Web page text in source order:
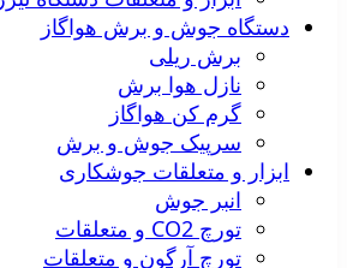
دستگاه جوش و برش هواگاز
برش ریلی
نازل هوا برش
گرم کن هواگاز
سرپیک جوش و برش
ابزار و متعلقات جوشکاری
انبر جوش
تورچ CO2 و متعلقات
تورچ آرگون و متعلقات